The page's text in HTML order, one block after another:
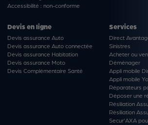
Accessibilité : non-conforme
Devis en ligne
Devis assurance Auto
Devis assurance Auto connectée
Devis assurance Habitation
Devis assurance Moto
Devis Complémentaire Santé
Services
Direct
Sinistres
Acheter ou
Déménager
Appli mobile
Appli mobile
Réparateurs
Déposer une
Résiliation
Résiliation
Secur'AXA